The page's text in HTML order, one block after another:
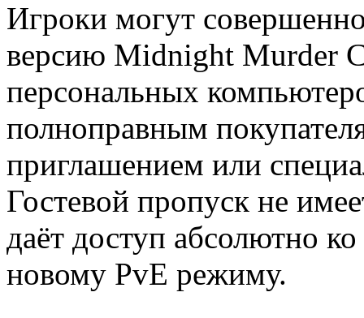
Игроки могут
версию Midnight Murder
персональных
полноправным
приглашением или
Гостевой пропуск не
даёт доступ абсолютно
новому PvE режиму.